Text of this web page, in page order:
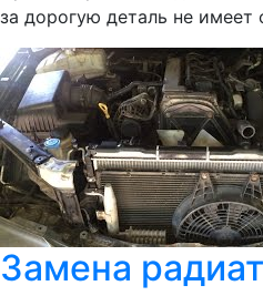
за дорогую деталь не имеет
Замена